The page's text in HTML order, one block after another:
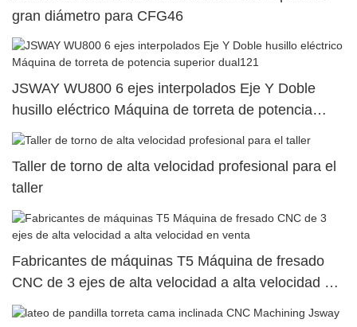
gran diámetro para CFG46
JSWAY WU800 6 ejes interpolados Eje Y Doble
husillo eléctrico Máquina de torreta de potencia
superior dual121
Taller de torno de alta velocidad profesional para el
taller
Fabricantes de máquinas T5 Máquina de fresado
CNC de 3 ejes de alta velocidad a alta velocidad en
venta